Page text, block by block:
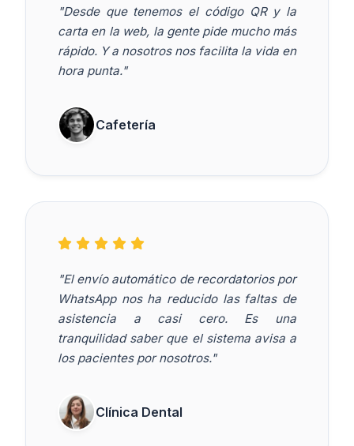
"Desde que tenemos el código QR y la
carta en la web, la gente pide mucho más
rápido. Y a nosotros nos facilita la vida en
hora punta."
Cafetería
"El envío automático de recordatorios por
WhatsApp nos ha reducido las faltas de
asistencia a casi cero. Es una
tranquilidad saber que el sistema avisa a
los pacientes por nosotros."
Clínica Dental